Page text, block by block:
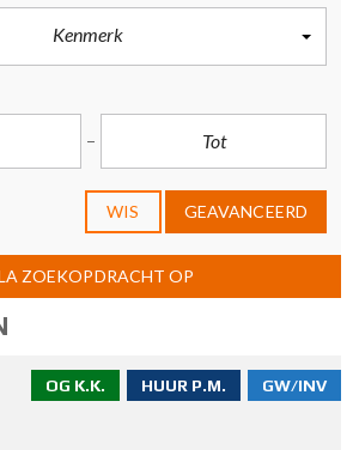
Kenmerk
WIS GEAVANCEERD
ZOEKOPDRACHT OP
GW/INV
HUUR P.M.
OG K.K.